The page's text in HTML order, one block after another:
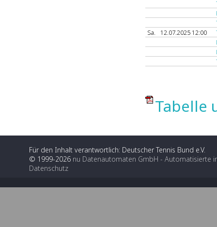
Sa.
12.07.2025 12:00
Tabelle
Für den Inhalt verantwortlich: Deutscher Tennis Bund e.V.
© 1999-2026 nu Datenautomaten GmbH - Automatisierte
Datenschutz